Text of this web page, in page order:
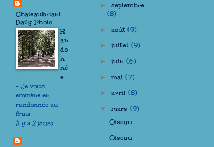
Chateaubriant
Daily Photo
R
an
do
n
né
e
- Je vous
emmène en
randonnée au
frais
Il y a 2 jours
► septembre
(8)
► août (9)
► juillet (9)
► juin (6)
► mai (7)
► avril (8)
▼ mars (9)
Oiseau
Oiseau